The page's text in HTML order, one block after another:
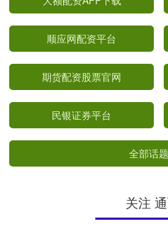
顺应网配资平台
期货配资股票官网
民银证券平台
全部话
关注